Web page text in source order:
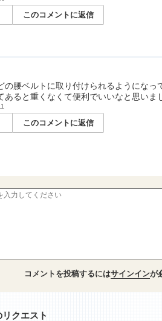
このコメントに返信
の腰ベルトに取り付けられるようになっ
あると重くなくて便利でいいなと思いま
このコメントに返信
コメントを投稿するにはサインインが
クエスト